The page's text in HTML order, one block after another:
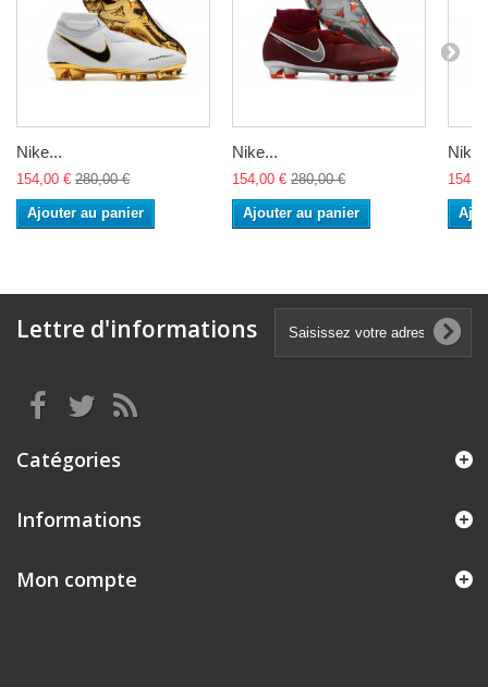
Nike...
154,00 € 280,00 €
Ajouter au panier
Nike...
154,00 € 280,00 €
Ajouter au panier
Lettre d'informations
Catégories
Informations
Mon compte